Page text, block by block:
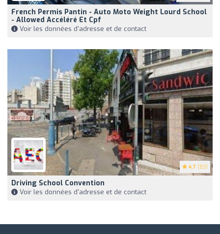
French Permis Pantin - Auto Moto Weight Lourd School
- Allowed Accéléré Et Cpf
Voir les données d'adresse et de contact
4.7 (83)
Driving School Convention
Voir les données d'adresse et de contact